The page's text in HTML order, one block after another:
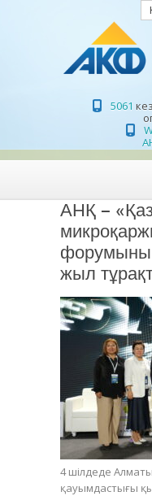
5061
АНҚ –
жыл
4 шілдеде
қауымдастығы